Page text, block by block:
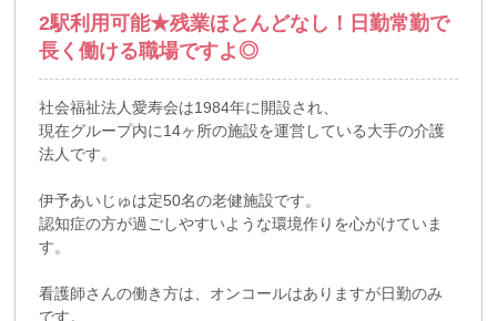
2駅利用可能★残業ほとんどなし！日勤常勤で
長く働ける職場ですよ◎
社会福祉法人愛寿会は1984年に開設され、
現在グループ内に14ヶ所の施設を運営している大手の介護
法人です。
伊予あいじゅは定50名の老健施設です。
認知症の方が過ごしやすいような環境作りを心がけていま
す。
看護師さんの働き方は、オンコールはありますが日勤のみ
です。